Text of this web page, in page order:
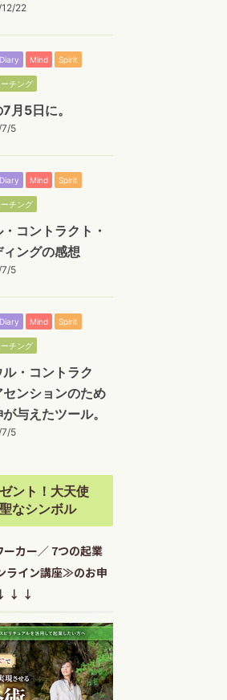
22
Diary Mind Spirit
チング
月5日に。
5
Diary Mind Spirit
チング
コントラクト・
ィングの感想
5
Diary Mind Spirit
チング
ル・コントラク
センションのため
与えたツール。
5
ント！大天使
なシンボル
ーカー／ 7つの起業
ライン講座≫のお申
↓ ↓